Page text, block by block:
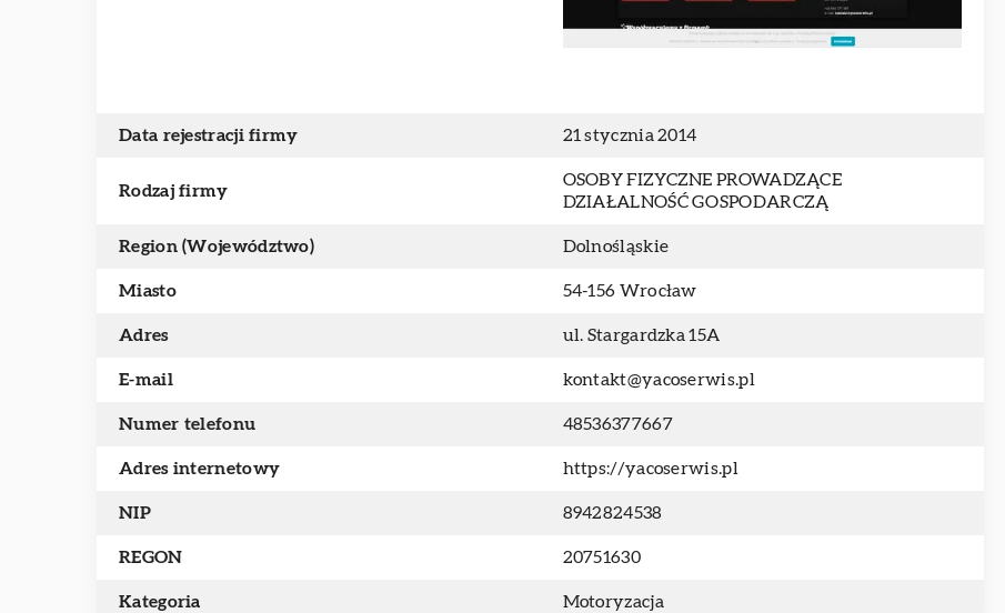
Data rejestracji firmy 21 stycznia 2014
Rodzaj firmy
OSOBY FIZYCZNE PROWADZĄCE
DZIAŁALNOŚĆ GOSPODARCZĄ
Region (Województwo) Dolnośląskie
Miasto 54-156 Wrocław
Adres ul. Stargardzka 15A
E-mail kontakt@yacoserwis.pl
Numer telefonu 48536377667
Adres internetowy https://yacoserwis.pl
NIP 8942824538
REGON 20751630
Kategoria Motoryzacja